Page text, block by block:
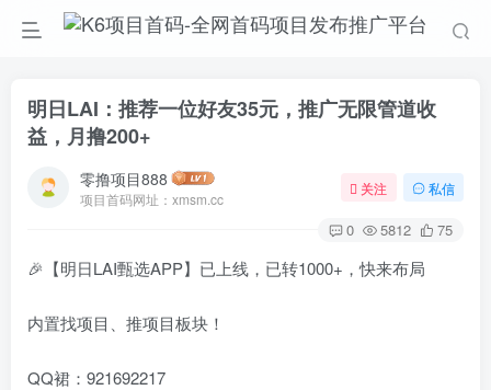
明日LAI：推荐一位好友35元，推广无限管道收
益，月撸200+
零撸项目888
项目首码网址：xmsm.cc
关注 私信
0 5812 75
🎉【明日LAI甄选APP】已上线，已转1000+，快来布局
内置找项目、推项目板块！
QQ裙：921692217